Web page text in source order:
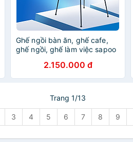
Ghế ngồi bàn ăn, ghế cafe,
ghế ngồi, ghế làm việc sapoo
2.150.000 đ
Trang 1/13
3 4 5 6 7 8 9